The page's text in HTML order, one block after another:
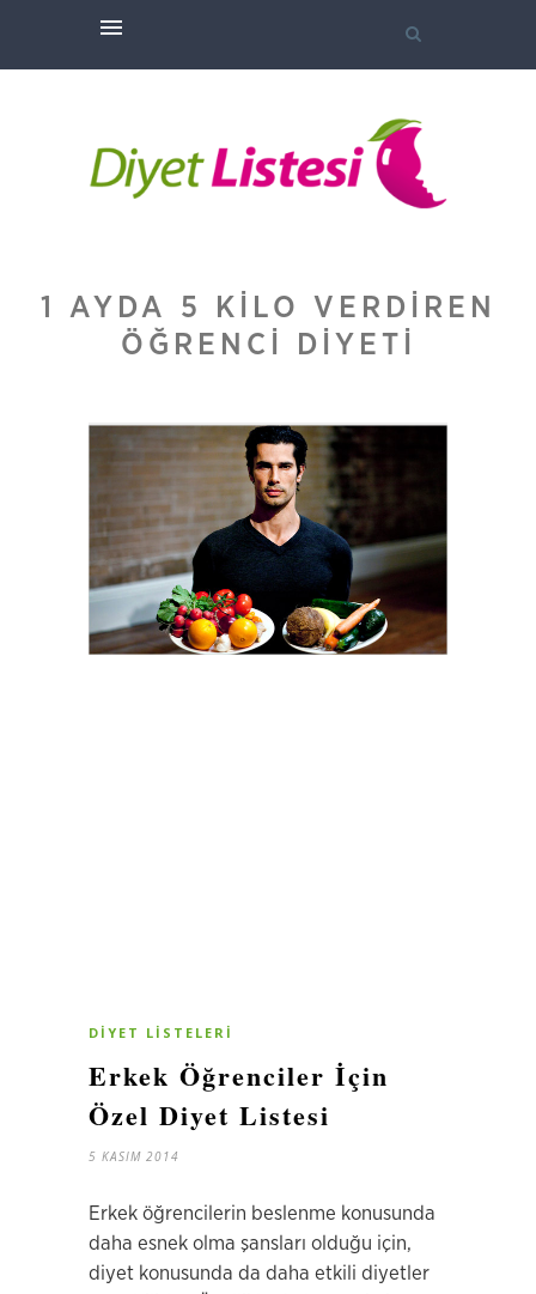
1 AYDA 5 KILO VERDIREN
ÖĞRENCI DIYETI
DIYET LISTELERI
Erkek Öğrenciler İçin
Özel Diyet Listesi
5 KASIM 2014
Erkek öğrencilerin beslenme konusunda
daha esnek olma şansları olduğu için,
diyet konusunda da daha etkili diyetler